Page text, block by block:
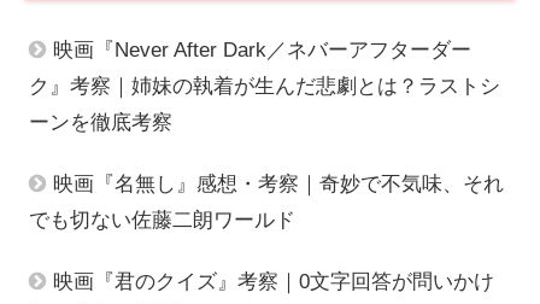
映画『Never After Dark／ネバーアフターダー
ク』考察｜姉妹の執着が生んだ悲劇とは？ラストシ
ーンを徹底考察
映画『名無し』感想・考察｜奇妙で不気味、それ
でも切ない佐藤二朗ワールド
映画『君のクイズ』考察｜0文字回答が問いかけ